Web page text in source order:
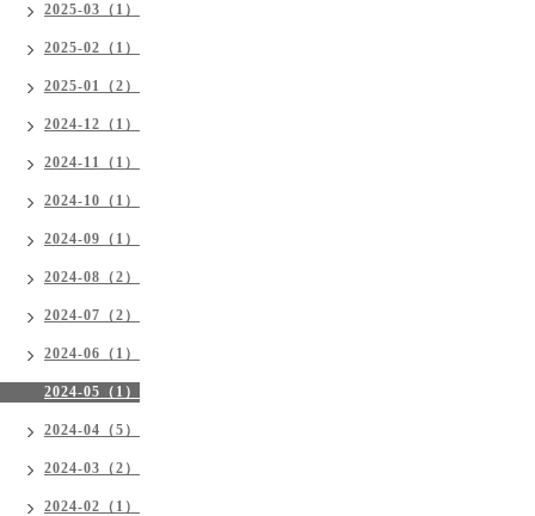
2025-03（1）
2025-02（1）
2025-01（2）
2024-12（1）
2024-11（1）
2024-10（1）
2024-09（1）
2024-08（2）
2024-07（2）
2024-06（1）
2024-05（1）
2024-04（5）
2024-03（2）
2024-02（1）